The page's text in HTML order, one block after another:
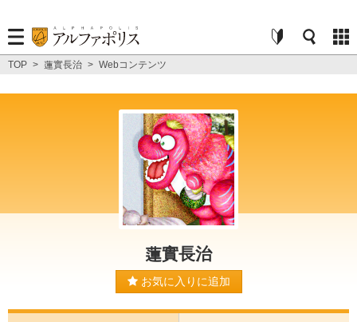
TOP > 蓮實長治 > Webコンテンツ
蓮實長治
お気に入りに追加